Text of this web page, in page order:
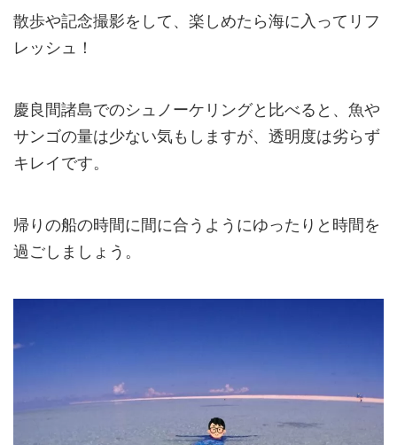
散歩や記念撮影をして、楽しめたら海に入ってリフ
レッシュ！
慶良間諸島でのシュノーケリングと比べると、魚や
サンゴの量は少ない気もしますが、透明度は劣らず
キレイです。
帰りの船の時間に間に合うようにゆったりと時間を
過ごしましょう。